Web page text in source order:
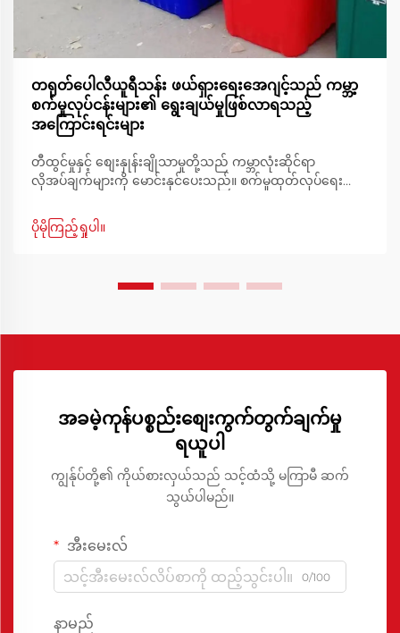
တရုတ်ပေါလီယူရီသန်း ဖယ်ရှားရေးအေဂျင့်သည် ကမ္ဘာ့
စက်မှုလုပ်ငန်းများ၏ ရွေးချယ်မှုဖြစ်လာရသည့်
အကြောင်းရင်းများ
တီထွင်မှုနှင့် စျေးနှုန်းချိုသာမှုတို့သည် ကမ္ဘာလုံးဆိုင်ရာ
လိုအပ်ချက်များကို မောင်းနှင်ပေးသည်။ စက်မှုထုတ်လုပ်ရေး
တစ်သမတ်တည်းဖြစ်စေရန်အတွက် ထိရောက်မှုနှင့် တိကျမှု
တို့သည် အဓိကအစိတ်အပိုင်းများဖြစ်သည်။ တရုတ် ပေါလီယူရီ
တစ်ခုအဖြစ် ထွန်းထောင်လာသည်။
ပိုမိုကြည့်ရှုပါ။
အခမဲ့ကုန်ပစ္စည်းစျေးကွက်တွက်ချက်မှု
ရယူပါ
ကျွန်ုပ်တို့၏ ကိုယ်စားလှယ်သည် သင့်ထံသို့ မကြာမီ ဆက်
သွယ်ပါမည်။
အီးမေးလ်
0/100
နာမည်